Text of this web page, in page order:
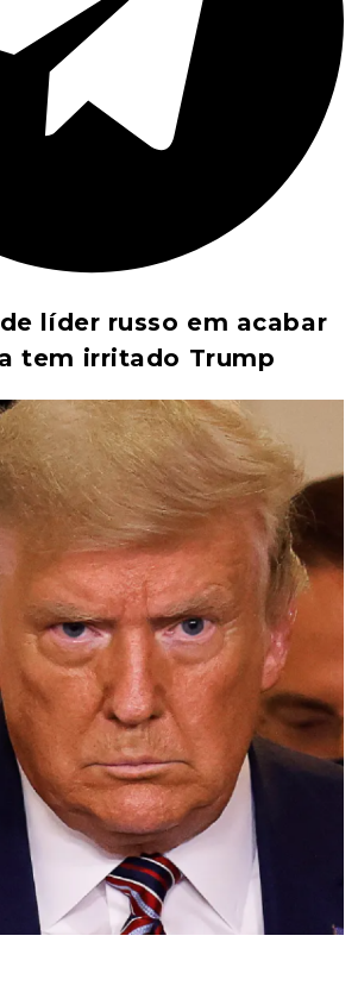
líder russo em acabar
tem irritado Trump